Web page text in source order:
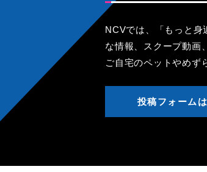
NCVでは、「もっと身
な情報、スクープ動画
ご自宅のペットやめず
投稿フォーム